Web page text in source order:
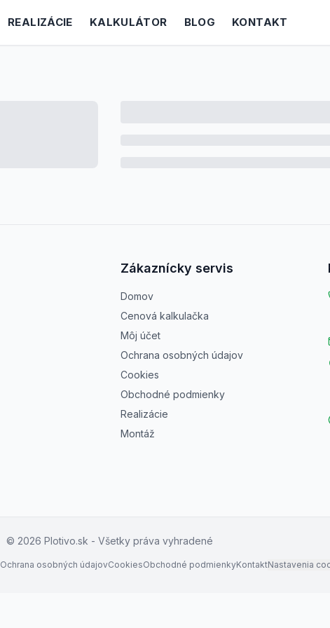
REALIZÁCIE KALKULÁTOR BLOG KONTAKT
Zákaznícky servis
Domov
Cenová kalkulačka
Môj účet
Ochrana osobných údajov
Cookies
Obchodné podmienky
Realizácie
Montáž
© 2026 Plotivo.sk - Všetky práva vyhradené
Ochrana osobných údajovCookiesObchodné podmienkyKontaktNastavenia